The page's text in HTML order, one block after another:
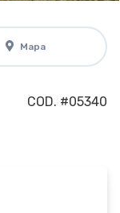
Mapa
COD. #05340